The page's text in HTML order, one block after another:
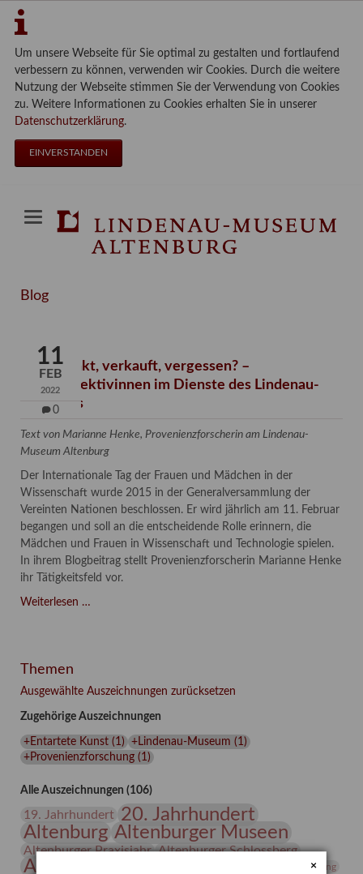
Um unsere Webseite für Sie optimal zu gestalten und fortlaufend
verbessern zu können, verwenden wir Cookies. Durch die weitere
Nutzung der Webseite stimmen Sie der Verwendung von Cookies
zu. Weitere Informationen zu Cookies erhalten Sie in unserer
Datenschutzerklärung.
EINVERSTANDEN
Blog
11
FEB
2022
0
Verschenkt, verkauft, vergessen? –
Kunstdetektivinnen im Dienste des Lindenau-
Museums
Text von Marianne Henke, Provenienzforscherin am Lindenau-
Museum Altenburg
Der Internationale Tag der Frauen und Mädchen in der
Wissenschaft wurde 2015 in der Generalversammlung der
Vereinten Nationen beschlossen. Er wird jährlich am 11. Februar
begangen und soll an die entscheidende Rolle erinnern, die
Mädchen und Frauen in Wissenschaft und Technologie spielen.
In ihrem Blogbeitrag stellt Provenienzforscherin Marianne Henke
ihr Tätigkeitsfeld vor.
Weiterlesen …
im
des
Lindenau-
Museums
Themen
Ausgewählte Auszeichnungen zurücksetzen
Zugehörige Auszeichnungen
+Entartete Kunst(1 ) +Lindenau-Museum (1 )
+Provenienzforschung(1 )
Alle Auszeichnungen (106)
19. Jahrhundert 20. Jahrhundert
Altenburg Altenburger Museen
Altenburger Praxisjahr Altenburger Schlossberg
Antike Asta Gröting
×